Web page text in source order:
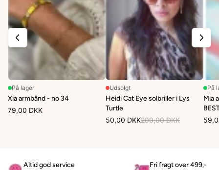
På lager
Xia armbånd - no 34
79,00 DKK
Udsolgt
Heidi Cat Eye solbriller i Lys
Turtle
50,00 DKK200,00 DKK
På
Mia
Altid god service
Fri fragt over 499,-